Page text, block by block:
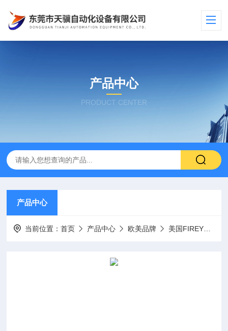
产品中心
PRODUCT CENTER
产品中心
当前位置：首页 产品中心 欧美品牌 美国FIREYE燃烧控制器